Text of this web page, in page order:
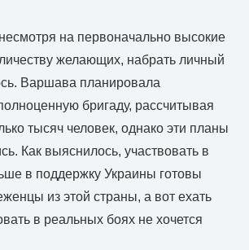
на первоначально высокие
желающих, набрать личный
Варшава планировала
бригаду, рассчитывая
тысяч человек, однако эти планы
Как выяснилось, участвовать в
в поддержку Украины готовы
из этой страны, а вот ехать
в реальных боях не хочется